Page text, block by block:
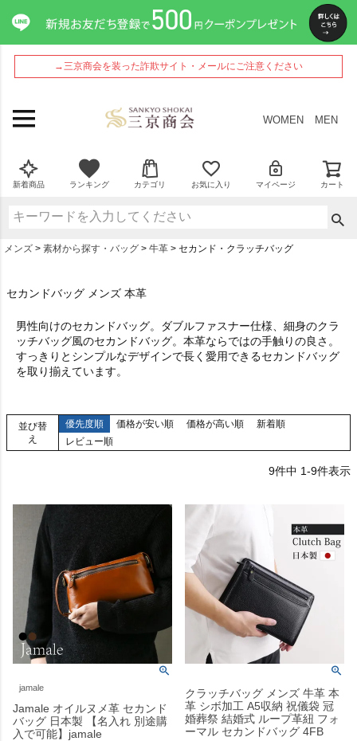
→三京商会を装った詐欺サイト・メールにご注意ください
WOMEN MEN
新着商品 ランキング カテゴリ お気に入り マイページ カート
メンズ 素材から探す・バッグ 牛革 セカンド・クラッチバッグ
セカンドバッグ メンズ 本革
男性向けのセカンドバッグ。ダブルファスナー仕様、細身のクラ
ッチバッグ風のセカンドバッグ。本革ならではの手触りの良さ。
すっきりとシンプルなデザインで長く愛用できるセカンドバッグ
を取り揃えています。
並び替
え
優先度順 価格が安い順 価格が高い順
新着順
レビュー順
9件中 1-9件表示
jamale
Jamale オイルヌメ革 セカンド
バッグ 日本製 【名入れ 別途購
入で可能】jamale
クラッチバッグ メンズ 牛革 本
革 シボ加工 A5収納 祝儀袋 冠
婚葬祭 結婚式 ループ革紐 フォ
ーマル セカンドバッグ 4FB